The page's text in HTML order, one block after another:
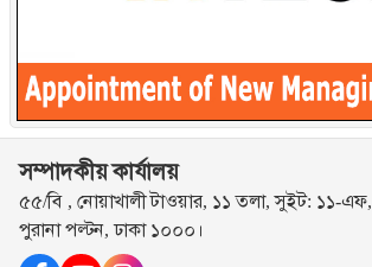
সম্পাদকীয় কার্যালয়
৫৫/বি , নোয়াখালী টাওয়ার, ১১ তলা, সুইট: ১১-এফ,
পুরানা পল্টন, ঢাকা ১০০০।